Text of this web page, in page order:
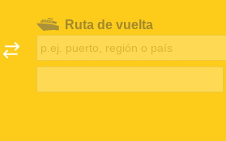
Ruta de vuelta